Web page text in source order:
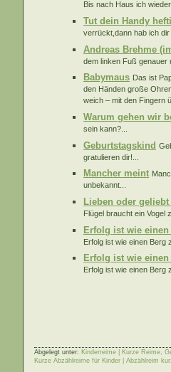
Bis nach Haus ich
Tut dein Handy
verrückt,dann hab ich dir
Andreas Brehme
dem linken Fuß genauer
Babymaus Das ist
den Händen große
weich – mit den Fingern
Warum gehen wir
sein kann?...
Geburtstagskind
gratulieren dir!...
Mancher meint
unbekannt...
Lieben oder
Flügel braucht ein Vogel
Erfolg ist wie
Erfolg ist wie einen Berg
Erfolg ist wie
Erfolg ist wie einen Berg
Abgelegt unter: Kinderreime | Kurze Reime,
Kurze Abzählreime für Kinder | Abzählreim